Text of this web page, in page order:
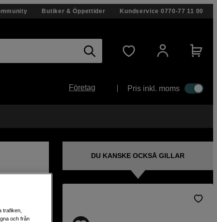
Butiker & Öppettider Kundservice 0770-77 11 00
Företag Pris inkl. moms
för
DU KANSKE OCKSÅ GILLAR
trafiken,
och från